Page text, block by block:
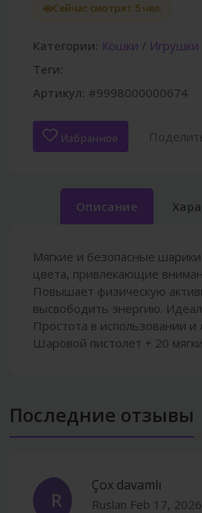
Сейчас смотрят 5 чел.
Категории: Кошки / Игрушки
Теги:
Артикул: #9998000000674
Избранное
Описание
Мягкие и безопасные
цвета, привлекающие
Повышает физическую
высвободить энергию.
Простота в использовании и
Шаровой пистолет + 20
Последние отзывы
R
Çox davamlı
Ruslan Feb 17, 2026